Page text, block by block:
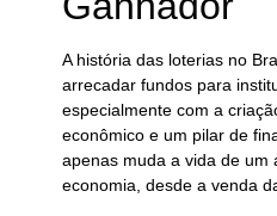
A história das loterias no
arrecadar fundos para
especialmente com a
econômico e um pilar de
apenas muda a vida de um
economia, desde a venda